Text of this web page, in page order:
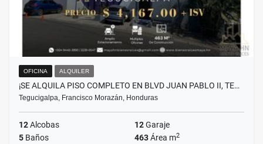
OFICINA ALQUILER
¡SE ALQUILA PISO COMPLETO EN BLVD JUAN PABLO II, TE…
Tegucigalpa, Francisco Morazán, Honduras
12Alcobas 12Garaje
5 Baños 463Área m2